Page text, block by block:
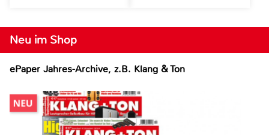
Neu im Shop
ePaper Jahres-Archive, z.B. Klang & Ton